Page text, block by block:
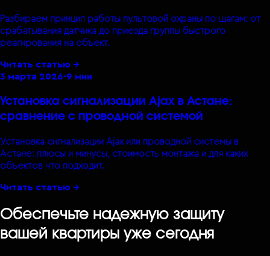
Разбираем принцип работы пультовой охраны по шагам: от
срабатывания датчика до приезда группы быстрого
реагирования на объект.
Читать статью →
3 марта 2026·9 мин
Установка сигнализации Ajax в Астане:
сравнение с проводной системой
Установка сигнализации Ajax или проводной системы в
Астане: плюсы и минусы, стоимость монтажа и для каких
объектов что подходит.
Читать статью →
Обеспечьте надежную защиту
вашей квартиры уже сегодня